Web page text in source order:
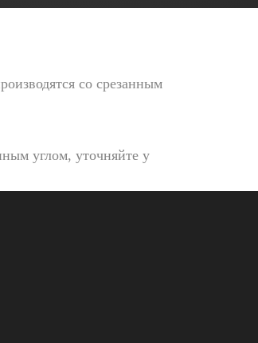
со срезанным
углом, уточняйте у